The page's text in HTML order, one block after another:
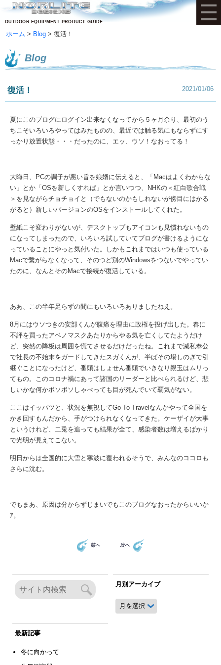
OUTDOOR EQUIPMENT PRODUCT GUIDE
ホーム Blog 復活！
Blog
復活！ 2021/01/06
夏にこのブログにログイン出来なくなってから５ヶ月余り、最初のう
ちこそいろいろやってはみたものの、最近では触る気にもならずにす
っかり放置状態・・・だったのに、エッ、ウソ！なおってる！
大晦日、PCの調子が悪い旨を娘婿に伝えると、「Macはよくわからな
い」とか「OSを新しくすれば」とか言いつつ、NHKの＜紅白歌合戦
＞を見ながらチョチョイと（でもないのかもしれないが傍目にはかる
がると）新しいバージョンのOSをインストールしてくれた。
壁紙こそ変わりがないが、デスクトップもアイコンも見慣れないもの
になってしまったので、いろいろ試していてブログが書けるようにな
っていることにやっと気付いた。しかもこれまではいつも使っている
Macで繋がらなくなって、そのつど別のWindowsをつないでやってい
たのに、なんとそのMacで接続が復活している。
ああ、この半年足らずの間にもいろいろありましたねえ。
8月にはウソつきの安部くんが腹痛を理由に政権を投げ出した。春に
不評を買ったアベノマスクあたりからやる気を亡くしてたようだけ
ど、突然の降板は周囲を慌てさせるだけだったね。これまで滅私奉公
で社長の不始末をガードしてきたスガくんが、半ばその場しのぎで引
継ぐことになったけど、番頭はしょせん番頭でいきなり親玉はムリっ
てもの。このコロナ禍にあって諸国のリーダーと比べられるけど、悲
しいかな何かボソボソしゃべっても目が死んでいて覇気がない。
ここはイッパツと、状況を無視してGo To Travelなんかやって全国を
かき回すもんだから、手がつけられなくなってきた。ケーザイが大事
というけれど、二兎を追っても結果が全て、感染者数は増えるばかり
で光明が見えてこない。
明日からは全国的に大雪と寒波に覆われるそうで、みんなのココロも
さらに沈む。
でもまあ、原因は分からずじまいでもこのブログなおったからいいか
ｱ。
前へ 次へ
月別アーカイブ
月
別
最新記事
冬に向かって